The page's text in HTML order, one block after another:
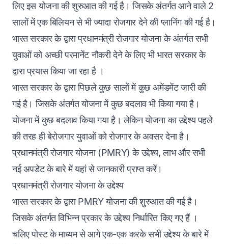
लिए इस योजना की शुरुआत की गई है। जिसके अंतर्गत आने वाले 2
सालों में एक बिलियन से भी ज्यादा रोजगार देने की प्लानिंग की गई है।
भारत सरकार के द्वारा प्रधानमंत्री रोजगार योजना के अंतर्गत सभी
युवाओं को अच्छी परमानेंट नौकरी देने के लिए भी भारत सरकार के
द्वारा प्रयास किया जा रहा है ।
भारत सरकार के द्वारा पिछले कुछ सालों में कुछ अमेंडमेंट जारी की
गई है। जिसके अंतर्गत योजना में कुछ बदलाव भी किया गया है।
योजना में कुछ बदलाव किया गया है। लेकिन योजना का उद्देश्य पहले
की तरह ही बेरोजगार युवाओं को रोजगार के अवसर देना है।
प्रधानमंत्री रोजगार योजना (PMRY) के उद्देश्य, लाभ और सभी
नई अपडेट के बारे में यहां से जानकारी प्राप्त करें।
प्रधानमंत्री रोजगार योजना के उद्देश्य
भारत सरकार के द्वारा PMRY योजना की शुरुआत की गई है।
जिसके अंतर्गत विभिन्न प्रकार के उद्देश्य निर्धारित किए गए हैं ।
चलिए पोस्ट के माध्यम से आगे एक-एक करके सभी उद्देश्य के बारे में